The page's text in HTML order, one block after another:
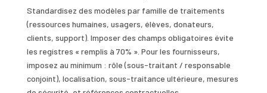
Standardisez des modèles par famille de traitements
(ressources humaines, usagers, élèves, donateurs,
clients, support). Imposer des champs obligatoires évite
les registres « remplis à 70% ». Pour les fournisseurs,
imposez au minimum : rôle (sous-traitant / responsable
conjoint), localisation, sous-traitance ultérieure, mesures